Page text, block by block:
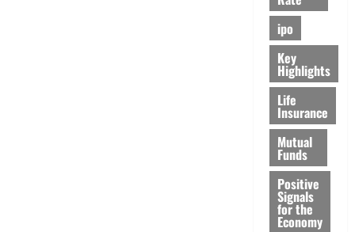
ipo
Key
Highlights
Life
Insurance
Mutual
Funds
Positive
Signals
for the
Economy